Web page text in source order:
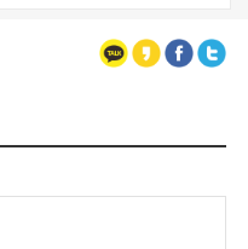
카카오톡
카카오스토리
페이스북
트위터